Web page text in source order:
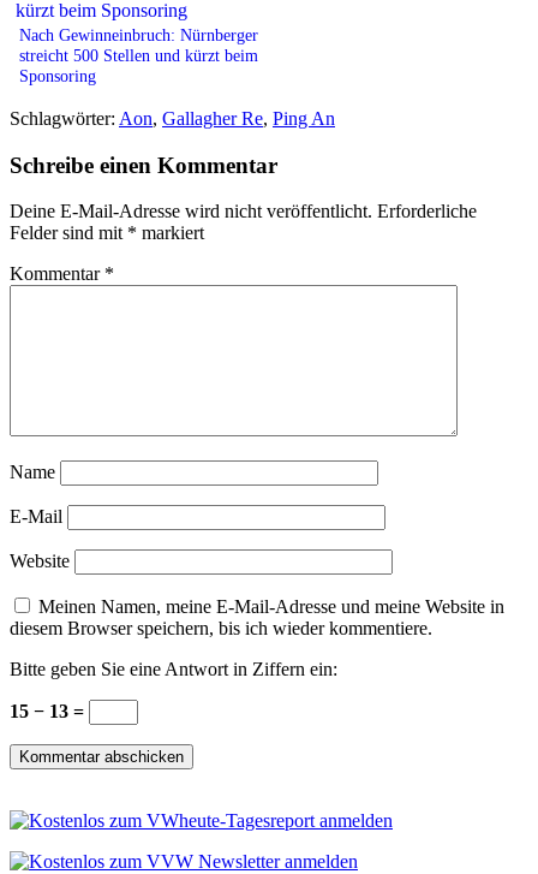
Nach Gewinneinbruch: Nürnberger
streicht 500 Stellen und kürzt beim
Sponsoring
Schlagwörter: Aon, Gallagher Re, Ping An
Schreibe einen Kommentar
Deine E-Mail-Adresse wird nicht veröffentlicht. Erforderliche
Felder sind mit * markiert
Kommentar *
Name
E-Mail
Website
Meinen Namen, meine E-Mail-Adresse und meine Website in
diesem Browser speichern, bis ich wieder kommentiere.
Bitte geben Sie eine Antwort in Ziffern ein:
15 − 13 =